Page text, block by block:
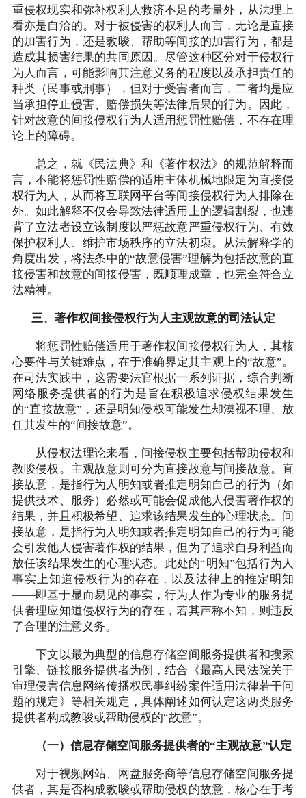
重侵权现实和弥补权利人救济不足的考量外，从法理上
看亦是自洽的。对于被侵害的权利人而言，无论是直接
的加害行为，还是教唆、帮助等间接的加害行为，都是
造成其损害结果的共同原因。尽管这种区分对于侵权行
为人而言，可能影响其注意义务的程度以及承担责任的
种类（民事或刑事），但对于受害者而言，二者均是应
当承担停止侵害、赔偿损失等法律后果的行为。因此，
针对故意的间接侵权行为人适用惩罚性赔偿，不存在理
论上的障碍。
总之，就《民法典》和《著作权法》的规范解释而
言，不能将惩罚性赔偿的适用主体机械地限定为直接侵
权行为人，从而将互联网平台等间接侵权行为人排除在
外。如此解释不仅会导致法律适用上的逻辑割裂，也违
背了立法者设立该制度以严惩故意严重侵权行为、有效
保护权利人、维护市场秩序的立法初衷。从法解释学的
角度出发，将法条中的“故意侵害”理解为包括故意的直
接侵害和故意的间接侵害，既顺理成章，也完全符合立
法精神。
三、著作权间接侵权行为人主观故意的司法认定
将惩罚性赔偿适用于著作权间接侵权行为人，其核
心要件与关键难点，在于准确界定其主观上的“故意”。
在司法实践中，这需要法官根据一系列证据，综合判断
网络服务提供者的行为是旨在积极追求侵权结果发生
的“直接故意”，还是明知侵权可能发生却漠视不理、放
任其发生的“间接故意”。
从侵权法理论来看，间接侵权主要包括帮助侵权和
教唆侵权。主观故意则可分为直接故意与间接故意。直
接故意，是指行为人明知或者推定明知自己的行为（如
提供技术、服务）必然或可能会促成他人侵害著作权的
结果，并且积极希望、追求该结果发生的心理状态。间
接故意，是指行为人明知或者推定明知自己的行为可能
会引发他人侵害著作权的结果，但为了追求自身利益而
放任该结果发生的心理状态。此处的“明知”包括行为人
事实上知道侵权行为的存在，以及法律上的推定明知
——即基于显而易见的事实，行为人作为专业的服务提
供者理应知道侵权行为的存在，若其声称不知，则违反
了合理的注意义务。
下文以最为典型的信息存储空间服务提供者和搜索
引擎、链接服务提供者为例，结合《最高人民法院关于
审理侵害信息网络传播权民事纠纷案件适用法律若干问
题的规定》等相关规定，具体阐述如何认定这两类服务
提供者构成教唆或帮助侵权的“故意”。
（一）信息存储空间服务提供者的“主观故意”认定
对于视频网站、网盘服务商等信息存储空间服务提
供者，其是否构成教唆或帮助侵权的故意，核心在于考